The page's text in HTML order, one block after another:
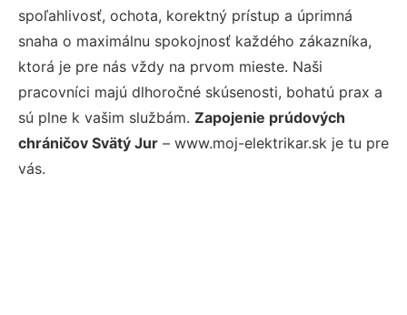
spoľahlivosť, ochota, korektný prístup a úprimná
snaha o maximálnu spokojnosť každého zákazníka,
ktorá je pre nás vždy na prvom mieste. Naši
pracovníci majú dlhoročné skúsenosti, bohatú prax a
sú plne k vašim službám. Zapojenie prúdových
chráničov Svätý Jur – www.moj-elektrikar.sk je tu pre
vás.